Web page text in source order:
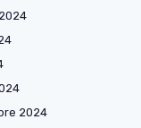
2024